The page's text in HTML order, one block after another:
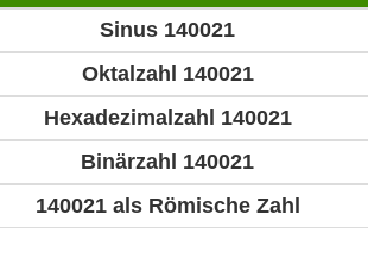
Sinus 140021
Oktalzahl 140021
Hexadezimalzahl 140021
Binärzahl 140021
140021 als Römische Zahl